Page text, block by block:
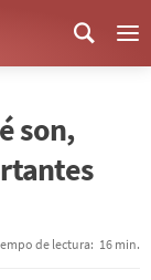
son,
de lectura: 16 min.